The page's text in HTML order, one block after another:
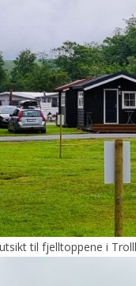
til fjelltoppene i